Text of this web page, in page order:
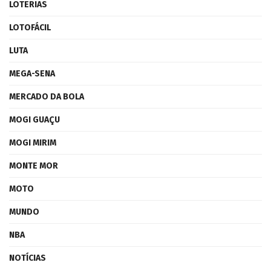
LOTERIAS
LOTOFÁCIL
LUTA
MEGA-SENA
MERCADO DA BOLA
MOGI GUAÇU
MOGI MIRIM
MONTE MOR
MOTO
MUNDO
NBA
NOTÍCIAS